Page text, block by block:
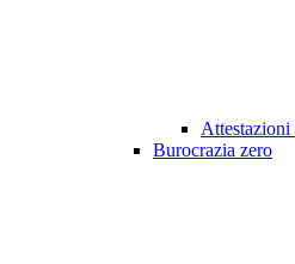
Burocrazia zero